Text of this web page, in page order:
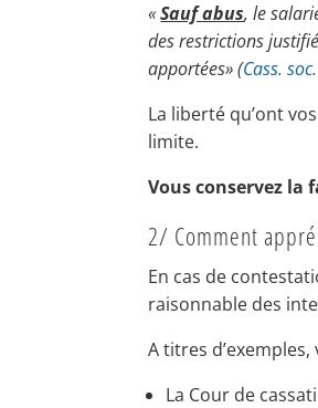
«Sauf abus, le
des restrictions
apportées» (Cass.
La liberté qu’ont
limite.
Vous conservez la
2/ Comment
En cas de
raisonnable des
A titres
La Cour de